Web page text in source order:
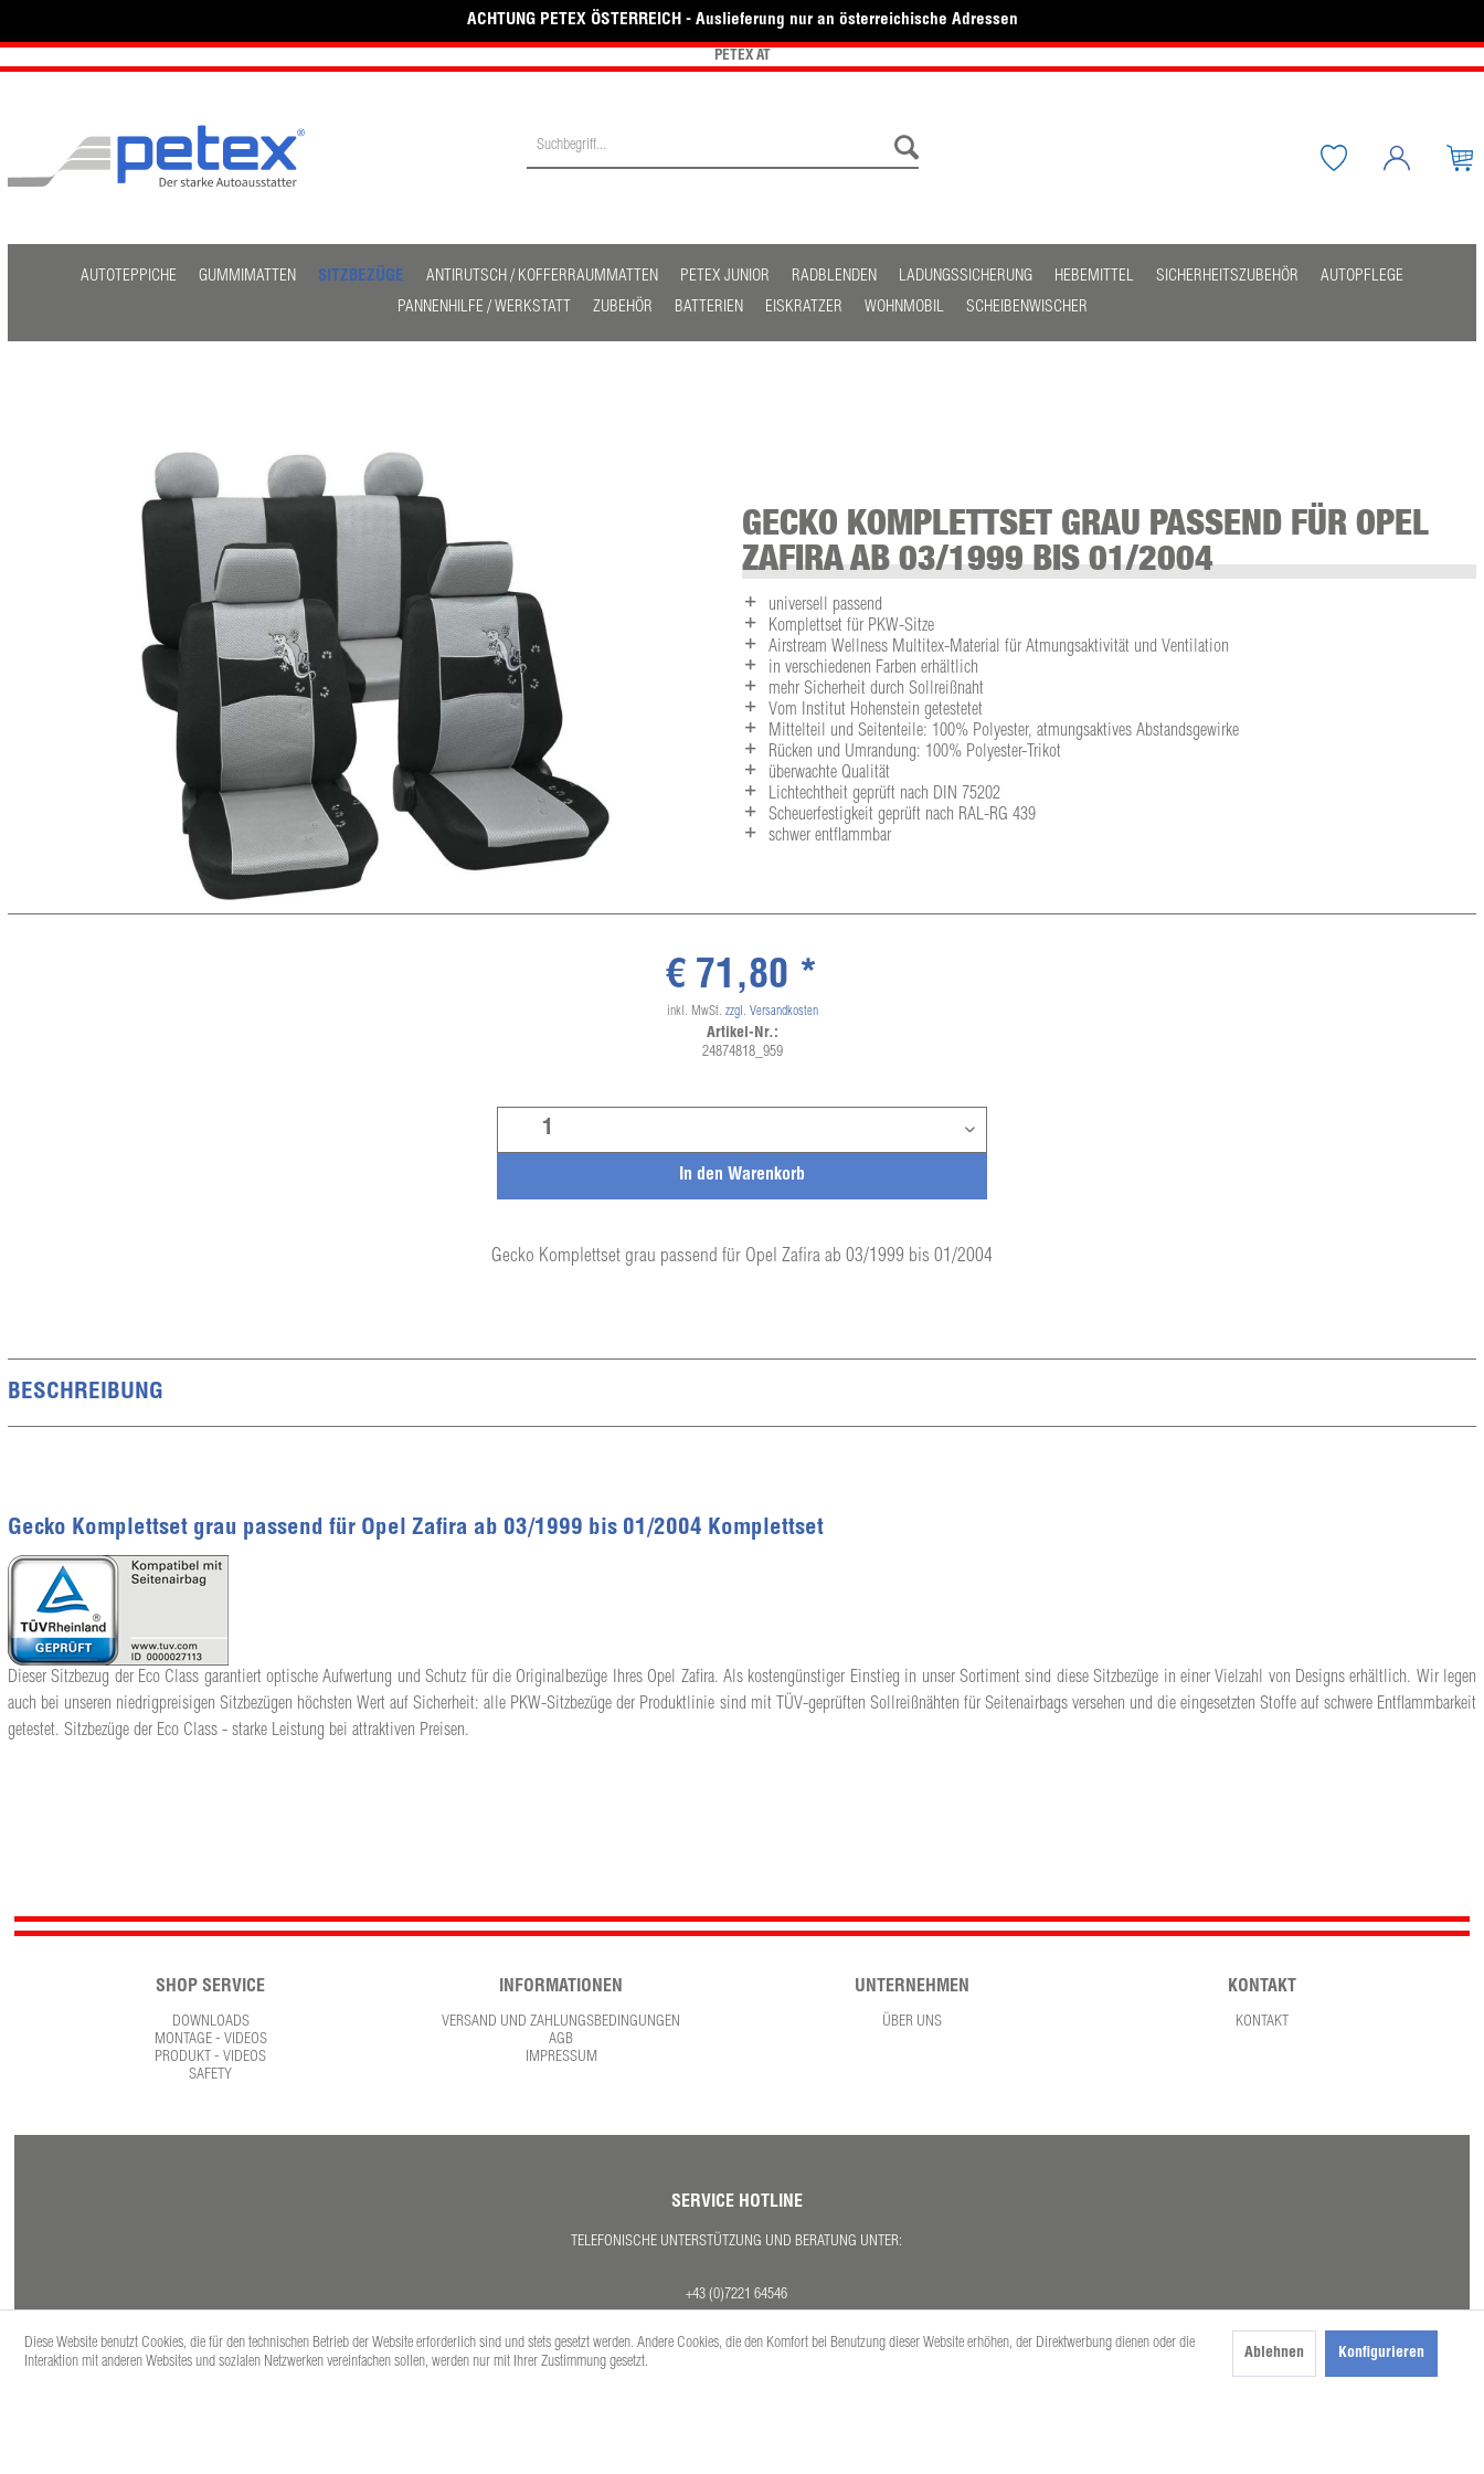
ACHTUNG PETEX ÖSTERREICH - Auslieferung nur an österreichische Adressen
PETEX AT
AUTOTEPPICHE GUMMIMATTEN SITZBEZÜGE ANTIRUTSCH / KOFFERRAUMMATTEN PETEX JUNIOR RADBLENDEN LADUNGSSICHERUNG HEBEMITTEL SICHERHEITSZUBEHÖR
AUTOPFLEGE
PANNENHILFE / WERKSTATT
ZUBEHÖR BATTERIEN EISKRATZER WOHNMOBIL SCHEIBENWISCHER
GECKO KOMPLETTSET GRAU PASSEND FÜR OPEL
ZAFIRA AB 03/1999 BIS 01/2004
universell passend
Komplettset für PKW-Sitze
Airstream Wellness Multitex-Material für Atmungsaktivität und Ventilation
in verschiedenen Farben erhältlich
mehr Sicherheit durch Sollreißnaht
Vom Institut Hohenstein getestetet
Mittelteil und Seitenteile: 100% Polyester, atmungsaktives Abstandsgewirke
Rücken und Umrandung: 100% Polyester-Trikot
überwachte Qualität
Lichtechtheit geprüft nach DIN 75202
Scheuerfestigkeit geprüft nach RAL-RG 439
schwer entflammbar
Gecko Komplettset grau passend für Opel Zafira ab 03/1999 bis 01/2004
In den Warenkorb
€ 71,80 *
inkl. MwSt. zzgl. Versandkosten
Artikel-Nr.:
24874818_959
BESCHREIBUNG
Gecko Komplettset grau passend für Opel Zafira ab 03/1999 bis 01/2004 Komplettset
Dieser Sitzbezug der Eco Class garantiert optische Aufwertung und Schutz für die Originalbezüge Ihres Opel Zafira. Als kostengünstiger Einstieg in unser Sortiment sind diese Sitzbezüge in einer Vielzahl von Designs erhältlich. Wir legen
auch bei unseren niedrigpreisigen Sitzbezügen höchsten Wert auf Sicherheit: alle PKW-Sitzbezüge der Produktlinie sind mit TÜV-geprüften Sollreißnähten für Seitenairbags versehen und die eingesetzten Stoffe auf schwere Entflammbarkeit
getestet. Sitzbezüge der Eco Class - starke Leistung bei attraktiven Preisen.
SHOP SERVICE
DOWNLOADS
MONTAGE - VIDEOS
PRODUKT - VIDEOS
SAFETY
INFORMATIONEN
VERSAND UND ZAHLUNGSBEDINGUNGEN
AGB
IMPRESSUM
UNTERNEHMEN
ÜBER UNS
KONTAKT
KONTAKT
SERVICE HOTLINE
TELEFONISCHE UNTERSTÜTZUNG UND BERATUNG UNTER:
+43 (0)7221 64546
FR. 08:00 - 12:30 UHR
Diese Website benutzt Cookies, die für den technischen Betrieb der Website erforderlich sind und stets gesetzt werden. Andere Cookies, die den Komfort bei Benutzung dieser Website erhöhen, der Direktwerbung dienen oder die
Interaktion mit anderen Websites und sozialen Netzwerken vereinfachen sollen, werden nur mit Ihrer Zustimmung gesetzt.
Ablehnen Konfigurieren